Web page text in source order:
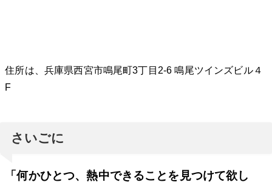
住所は、兵庫県西宮市鳴尾町3丁目2-6 鳴尾ツインズビル４
F
さいごに
「何かひとつ、熱中できることを見つけて欲し